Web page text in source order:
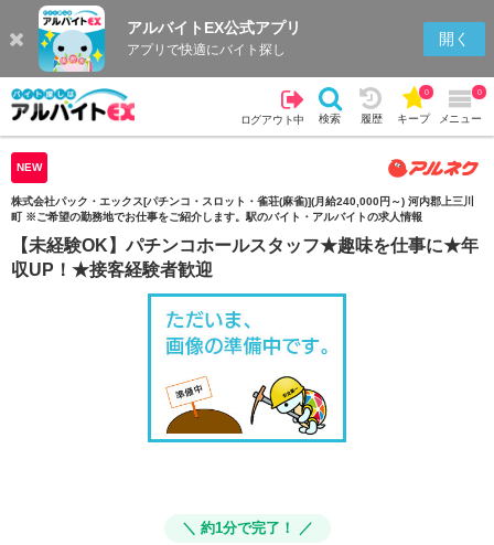
アルバイトEX公式アプリ
アプリで快適にバイト探し
開く
ログアウト中 検索 履歴 キープ
0
メニュー
0
検索 履歴
NEW
株式会社パック・エックス[パチンコ・スロット・雀荘(麻雀)](月給240,000円～) 河内郡上三川
町 ※ご希望の勤務地でお仕事をご紹介します。駅のバイト・アルバイトの求人情報
【未経験OK】パチンコホールスタッフ★趣味を仕事に★年
収UP！★接客経験者歓迎
＼ 約1分で完了！ ／